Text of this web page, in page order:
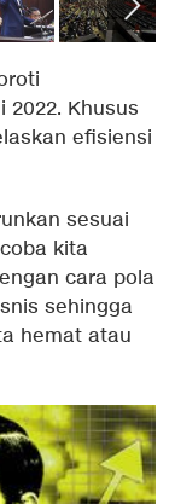
2022. Khusus
efisiensi
sesuai
kita
cara pola
sehingga
hemat atau